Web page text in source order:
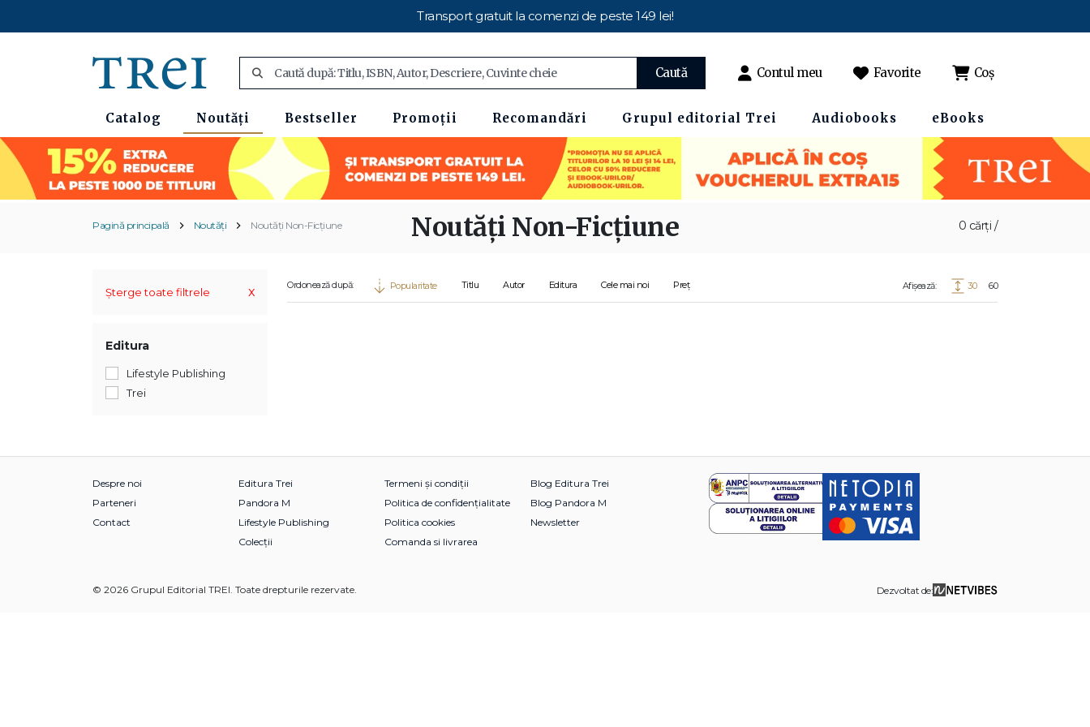
Transport gratuit la comenzi de peste 149 lei!
Caută Contul meu Favorite Coș
Catalog Noutăți Bestseller Promoții Recomandări Grupul editorial Trei Audiobooks eBooks
Pagină principală Noutăți Noutăți Non-Ficțiune 0 cărți /
Noutăți Non-Ficțiune
Șterge toate filtrele x
Editura
Lifestyle Publishing
Trei
Ordonează după: Popularitate Titlu Autor Editura Cele mai noi Preț Afișează: 30 60
Despre noi
Parteneri
Contact
Editura Trei
Pandora M
Lifestyle Publishing
Colecții
Termeni și condiții
Politica de confidențialitate
Politica cookies
Comanda si livrarea
Blog Editura Trei
Blog Pandora M
Newsletter
© 2026 Grupul Editorial TREI. Toate drepturile rezervate. Dezvoltat de: